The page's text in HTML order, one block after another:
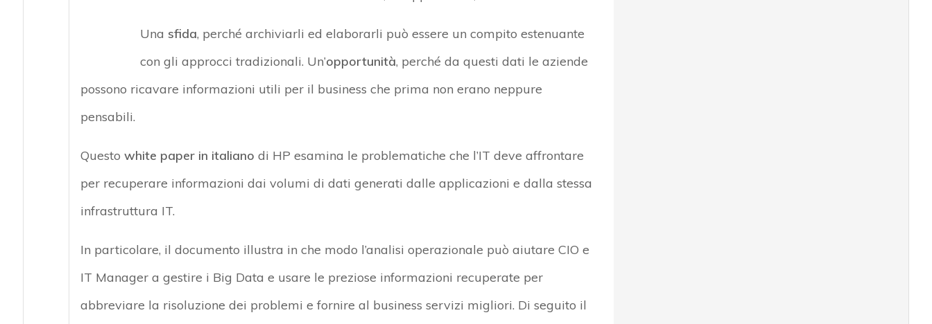
Una sfida, perché archiviarli ed elaborarli può essere un compito estenuante
con gli approcci tradizionali. Un’opportunità, perché da questi dati le aziende
possono ricavare informazioni utili per il business che prima non erano neppure
pensabili.
Questo white paper in italiano di HP esamina le problematiche che l’IT deve affrontare
per recuperare informazioni dai volumi di dati generati dalle applicazioni e dalla stessa
infrastruttura IT.
In particolare, il documento illustra in che modo l’analisi operazionale può aiutare CIO e
IT Manager a gestire i Big Data e usare le preziose informazioni recuperate per
abbreviare la risoluzione dei problemi e fornire al business servizi migliori. Di seguito il